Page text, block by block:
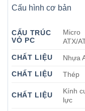
Cấu hình cơ bản
CẤU TRÚC
VỎ PC
Micro
ATX/
CHẤT LIỆU
Nhựa
CHẤT LIỆU
Thép
CHẤT LIỆU
Kính
lực